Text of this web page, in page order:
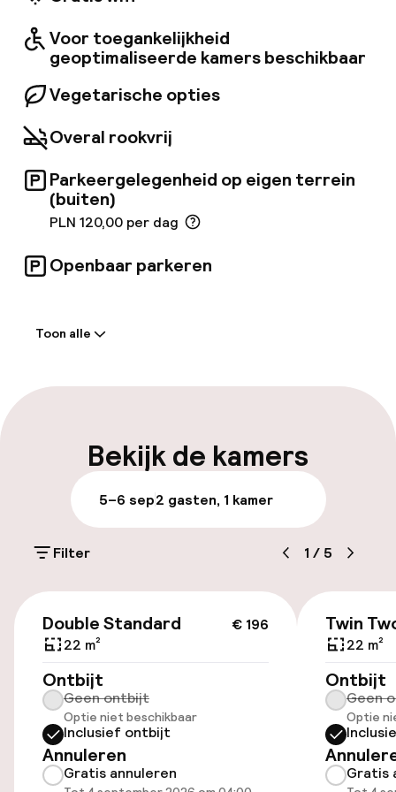
interieur, gelegen op het dak, waar gasten
kunnen genieten van uitstekende gerechten.
spa met massage, sauna en rustruimtes,
evenals een modern fitnesscentrum.
Voor toegankelijkheid
geoptimaliseerde kamers beschikbaar
Vegetarische opties
Overal rookvrij
Parkeergelegenheid op eigen terrein
(buiten)
PLN 120,00 per dag
Openbaar parkeren
Meertalige medewerkers
Parkeren & mobiliteit
Parkeergelegenheid op eigen terrein
(buiten)
Openbaar parkeren
Transferservice
Fietsverhuur
Toon alle
Bekijk de kamers
5–6 sep2 gasten, 1 kamer
Filter 1 / 5
€ 196
Double Standard
22 m²
Ontbijt
Geen ontbijt
Optie niet beschikbaar
Inclusief ontbijt
Annuleren
Gratis annuleren
Twin
22 m²
Ontbijt
Geen
Optie
Gratis